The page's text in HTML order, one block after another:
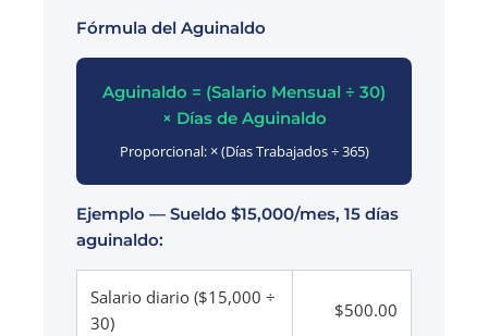
Fórmula del Aguinaldo
Aguinaldo = (Salario Mensual ÷ 30)
× Días de Aguinaldo
Proporcional: × (Días Trabajados ÷ 365)
Ejemplo — Sueldo $15,000/mes, 15 días
aguinaldo:
Salario diario ($15,000 ÷
30)
$500.00